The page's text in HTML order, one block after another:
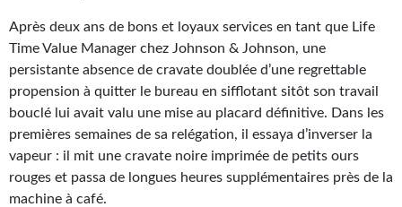
Romans et recueils
Une Heure-Lumière
Nouvelles
Bifrost
Livres audio
Après deux ans de bons et loyaux services en tant que Life
Time Value Manager chez Johnson & Johnson, une
persistante absence de cravate doublée d’une regrettable
propension à quitter le bureau en sifflotant sitôt son travail
bouclé lui avait valu une mise au placard définitive. Dans les
premières semaines de sa relégation, il essaya d’inverser la
vapeur : il mit une cravate noire imprimée de petits ours
rouges et passa de longues heures supplémentaires près de la
machine à café.